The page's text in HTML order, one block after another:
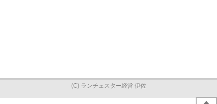
(C) ランチェスター経営 伊佐